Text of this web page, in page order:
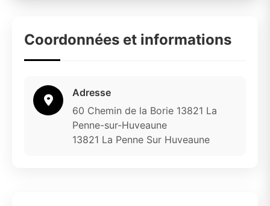
Coordonnées et informations
Adresse
60 Chemin de la Borie 13821 La
Penne-sur-Huveaune
13821 La Penne Sur Huveaune